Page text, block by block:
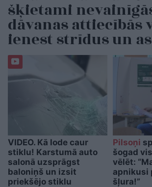
šķietami
dāvanas attiecībās
ienest strīdus un
VIDEO. Kā lode caur
stiklu! Karstumā auto
salonā uzsprāgst
baloniņš un izsit
priekšējo stiklu
Pilsoņi
šogad
vēlēt:
apnikusi
šļura!”